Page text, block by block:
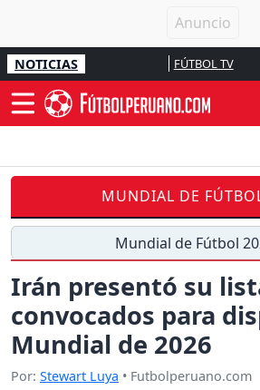
NOTICIAS FÚTBOL TV
MUNDIAL DE
Mundial de Fútbol
Irán presentó su
convocados para
Mundial de 2026
Por: Stewart Luya • Futbolperuano.com